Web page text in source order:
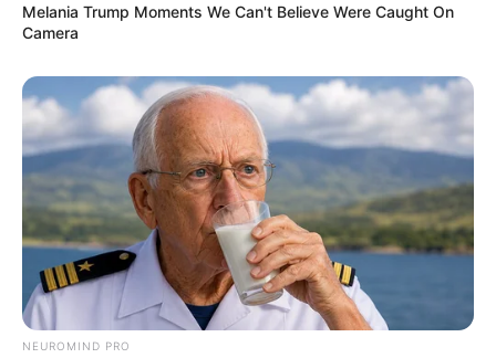
Melania Trump Moments We Can't Believe Were Caught On
Camera
NEUROMIND PRO